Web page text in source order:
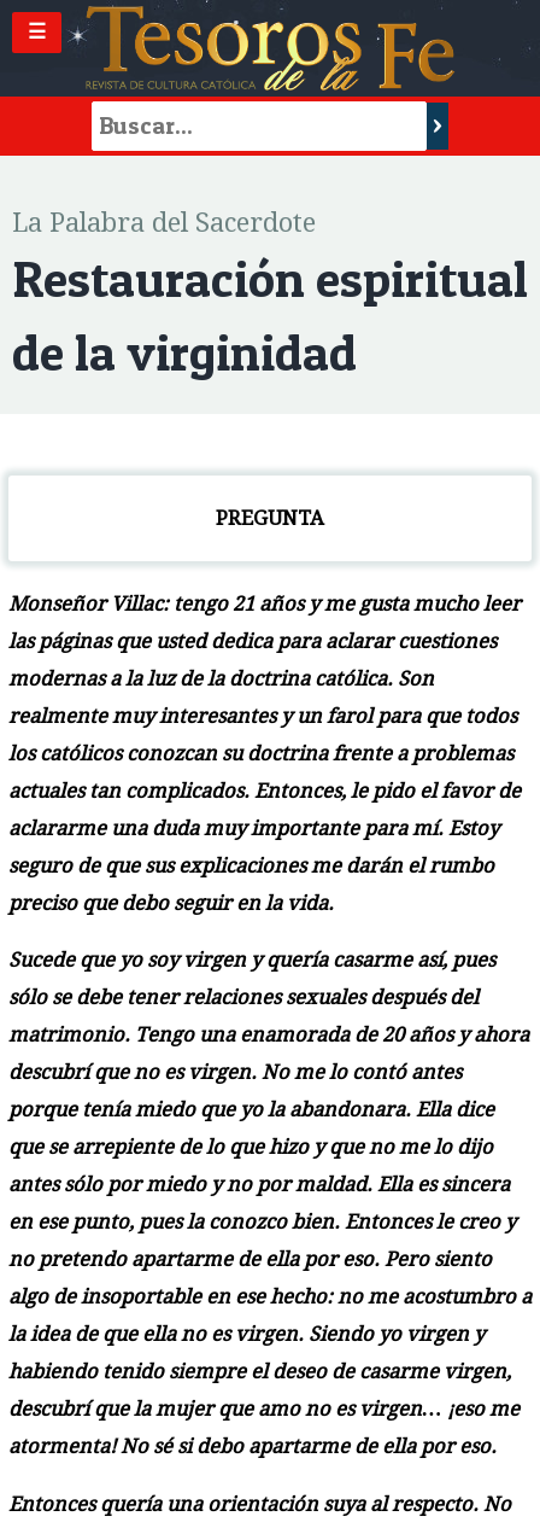
☰
La Palabra del Sacerdote
Restauración espiritual
de la virginidad
PREGUNTA
Monseñor Villac: tengo 21 años y me gusta mucho leer
las páginas que usted dedica para aclarar cuestiones
modernas a la luz de la doctrina católica. Son
realmente muy interesantes y un farol para que todos
los católicos conozcan su doctrina frente a problemas
actuales tan complicados. Entonces, le pido el favor de
aclararme una duda muy importante para mí. Estoy
seguro de que sus explicaciones me darán el rumbo
preciso que debo seguir en la vida.
Sucede que yo soy virgen y quería casarme así, pues
sólo se debe tener relaciones sexuales después del
matrimonio. Tengo una enamorada de 20 años y ahora
descubrí que no es virgen. No me lo contó antes
porque tenía miedo que yo la abandonara. Ella dice
que se arrepiente de lo que hizo y que no me lo dijo
antes sólo por miedo y no por maldad. Ella es sincera
en ese punto, pues la conozco bien. Entonces le creo y
no pretendo apartarme de ella por eso. Pero siento
algo de insoportable en ese hecho: no me acostumbro a
la idea de que ella no es virgen. Siendo yo virgen y
habiendo tenido siempre el deseo de casarme virgen,
descubrí que la mujer que amo no es virgen… ¡eso me
atormenta! No sé si debo apartarme de ella por eso.
Entonces quería una orientación suya al respecto. No